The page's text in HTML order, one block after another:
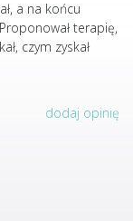
a na końcu
terapię,
czym zyskał
dodaj opinię